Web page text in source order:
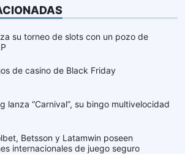
su torneo de slots con un pozo de
de casino de Black Friday
lanza “Carnival”, su bingo multivelocidad
Betsson y Latamwin poseen
internacionales de juego seguro